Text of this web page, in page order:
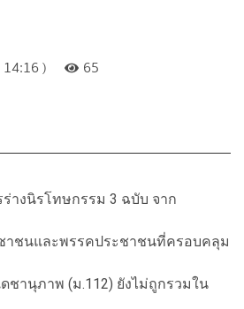
)
65
างนิรโทษกรรม 3 ฉบับ จาก
าชนและพรรคประชาชนที่ครอบคลุม
ชานุภาพ (ม.112) ยังไม่ถูกรวมใน